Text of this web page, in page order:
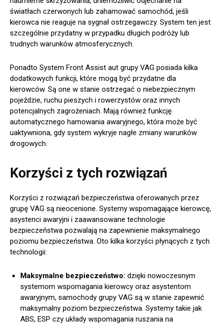
światłach czerwonych lub zahamować samochód, jeśli
kierowca nie reaguje na sygnał ostrzegawczy. System ten jest
szczególnie przydatny w przypadku długich podróży lub
trudnych warunków atmosferycznych.
Ponadto System Front Assist aut grupy VAG posiada kilka
dodatkowych funkcji, które mogą być przydatne dla
kierowców. Są one w stanie ostrzegać o niebezpiecznym
pojeździe, ruchu pieszych i rowerzystów oraz innych
potencjalnych zagrożeniach. Mają również funkcję
automatycznego hamowania awaryjnego, która może być
uaktywniona, gdy system wykryje nagłe zmiany warunków
drogowych.
Korzyści z tych rozwiązań
Korzyści z rozwiązań bezpieczeństwa oferowanych przez
grupę VAG są nieocenione. Systemy wspomagające kierowcę,
asystenci awaryjni i zaawansowane technologie
bezpieczeństwa pozwalają na zapewnienie maksymalnego
poziomu bezpieczeństwa. Oto kilka korzyści płynących z tych
technologii:
Maksymalne bezpieczeństwo: dzięki nowoczesnym
systemom wspomagania kierowcy oraz asystentom
awaryjnym, samochody grupy VAG są w stanie zapewnić
maksymalny poziom bezpieczeństwa. Systemy takie jak
ABS, ESP czy układy wspomagania ruszania na